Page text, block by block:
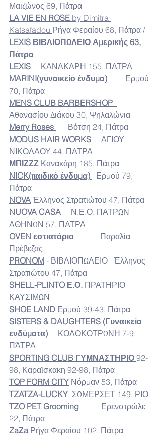
Μαιζώνος 69, Πάτρα
LA VIE EN ROSE by Dimitra
Katsafadou Ρήγα Φεραίου 68, Πάτρα /
LEXIS ΒΙΒΛΙΟΠΩΛΕΙΟ Αμερικής 63,
Πάτρα
LEXIS
ΚΑΝΑΚΑΡΗ 155, ΠΑΤΡΑ
MARINI(γυναικείο ένδυμα)
Ερμού
70, Πάτρα
MENS CLUB BARBERSHOP
Αθανασίου Διάκου 30, Ψηλαλώνια
Merry Roses
Βότση 24, Πάτρα
MODUS HAIR WORKS
ΑΓΙΟΥ
ΝΙΚΟΛΑΟΥ 44, ΠΑΤΡΑ
ΜΠΙΖΖΖ Κανακάρη 185, Πάτρα
NICK(παιδικό ένδυμα)
Ερμού 79,
Πάτρα
NOVA Έλληνος Στρατιώτου 47, Πάτρα
NUOVA CASA
Ν.Ε.Ο. ΠΑΤΡΩΝ
ΑΘΗΝΩΝ 57, ΠΑΤΡΑ
OVEN εστιατόριο
Παραλία
Πρέβεζας
PRONOM - ΒΙΒΛΙΟΠΩΛΕΙΟ   Έλληνος
Στρατιώτου 47, Πάτρα
SHELL-PLINTO Ε.Ο. ΠΡΑΤΗΡΙΟ
ΚΑΥΣΙΜΩΝ
SHOE LAND Ερμού 39-43, Πάτρα
SISTERS & DAUGHTERS (Γυναικεία
ενδύματα) ΚΟΛΟΚΟΤΡΩΝΗ 7-9,
ΠΆΤΡΑ
SPORTING CLUB ΓΥΜΝΑΣΤΗΡΙΟ 92-
98, Καραϊσκακη 92-98, Πάτρα
TOP FORM CITY Νόρμαν 53, Πάτρα
TZATZA-LUCKY ΣΩΜΕΡΣΕΤ 149, ΡΙΟ
TZO PET Grooming
Ερενστρώλε
22, Πάτρα
ZaΖa Ρήγα Φεραίου 102, Πάτρα